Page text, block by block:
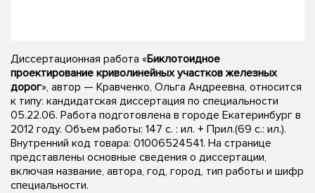
Диссертационная работа «Биклотоидное
проектирование криволинейных участков железных
дорог», автор — Кравченко, Ольга Андреевна, относится
к типу: кандидатская диссертация по специальности
05.22.06. Работа подготовлена в городе Екатеринбург в
2012 году. Объем работы: 147 с. : ил. + Прил.(69 с.: ил.).
Внутренний код товара: 01006524541. На странице
представлены основные сведения о диссертации,
включая название, автора, год, город, тип работы и шифр
специальности.